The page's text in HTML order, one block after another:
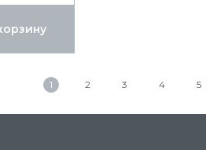
1 2 3 4 5